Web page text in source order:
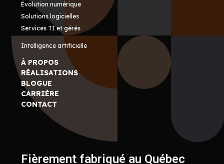
Évolution numérique
Solutions logicielles
Services TI et gérés
Intelligence artificielle
À PROPOS
RÉALISATIONS
BLOGUE
CARRIÈRE
CONTACT
Fièrement fabriqué au Québec